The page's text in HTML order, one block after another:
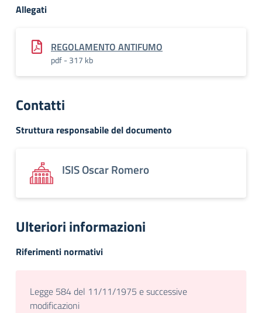
Allegati
REGOLAMENTO ANTIFUMO
pdf - 317 kb
Contatti
Struttura responsabile del documento
ISIS Oscar Romero
Ulteriori informazioni
Riferimenti normativi
Legge 584 del 11/11/1975 e successive
modificazioni